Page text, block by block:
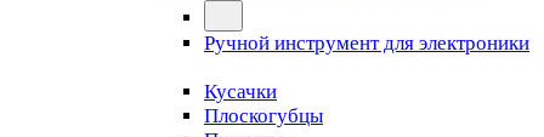
Ручной инструмент для электроники
Кусачки
Плоскогубцы